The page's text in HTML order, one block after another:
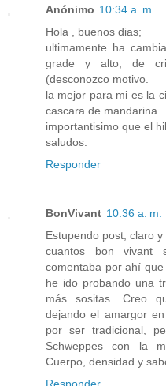
Anónimo 10:34 a. m.
Hola , buenos dias;
ultimamente ha
grade y alto, de
(desconozco motivo.
la mejor para mi es la
cascara de mandarina.
importantisimo que el
saludos.
Responder
BonVivant 10:36 a. m.
Estupendo post, claro
cuantos bon vivant
comentaba por ahí
he ido probando una
más sositas. Creo
dejando el amargor
por ser tradicional,
Schweppes con la
Cuerpo, densidad y